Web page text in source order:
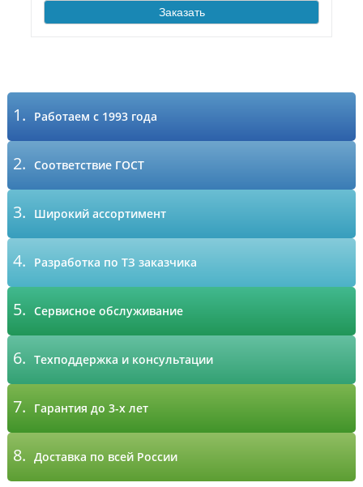
Заказать
1. Работаем с 1993 года
2. Соответствие ГОСТ
3. Широкий ассортимент
4. Разработка по ТЗ заказчика
5. Сервисное обслуживание
6. Техподдержка и консультации
7. Гарантия до 3-х лет
8. Доставка по всей России